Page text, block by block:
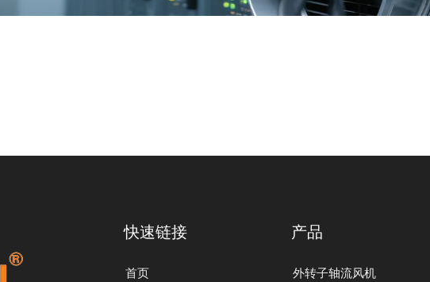
快速链接
首页
产品
外转子轴流风机